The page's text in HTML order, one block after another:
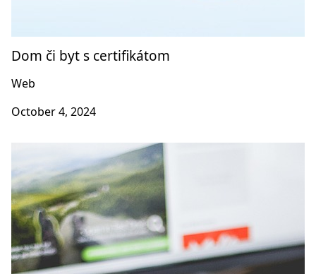
Dom či byt s certifikátom
Web
October 4, 2024